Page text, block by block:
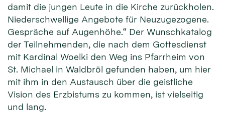
damit die jungen Leute in die Kirche zurückholen.
Niederschwellige Angebote für Neuzugezogene.
Gespräche auf Augenhöhe.“ Der Wunschkatalog
der Teilnehmenden, die nach dem Gottesdienst
mit Kardinal Woelki den Weg ins Pfarrheim von
St. Michael in Waldbröl gefunden haben, um hier
mit ihm in den Austausch über die geistliche
Vision des Erzbistums zu kommen, ist vielseitig
und lang.